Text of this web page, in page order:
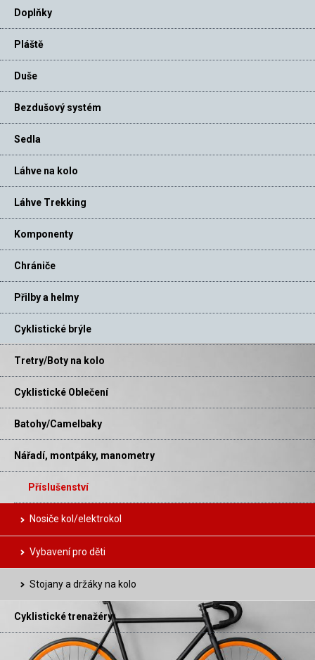
Doplňky
Pláště
Duše
Bezdušový systém
Sedla
Láhve na kolo
Láhve Trekking
Komponenty
Chrániče
Přilby a helmy
Cyklistické brýle
Tretry/Boty na kolo
Cyklistické Oblečení
Batohy/Camelbaky
Nářadí, montpáky, manometry
Příslušenství
Nosiče kol/elektrokol
Vybavení pro děti
Stojany a držáky na kolo
Cyklistické trenažéry